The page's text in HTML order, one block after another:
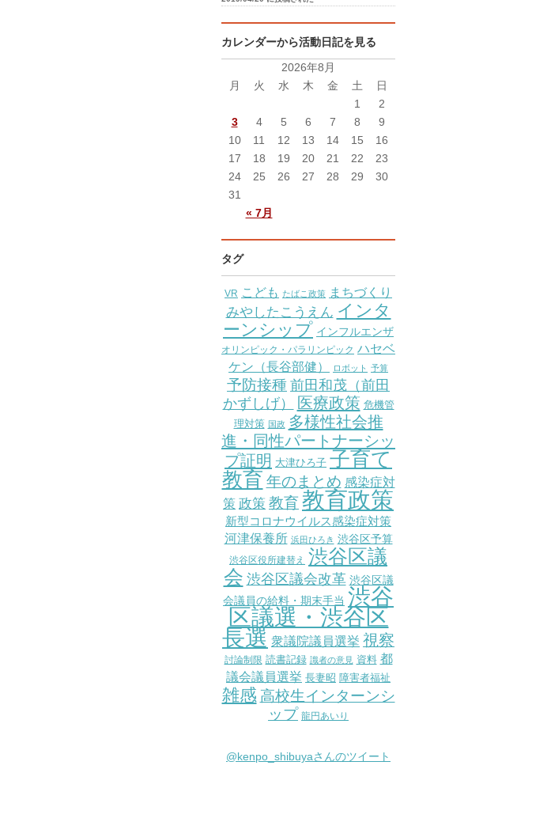
カレンダーから活動日記を見る
2026年8月
月
火 水 木 金 土 日
« 7月
1
2
3
4 5 6 7 8
9
10
11 12 13 14 15
16
17
18 19 20 21 22
23
24
25 26 27 28 29
30
31
タグ
VR こども たばこ政策 まちづくり
みやしたこうえん インタ
ーンシップ インフルエンザ
オリンピック・パラリンピック ハセベ
ケン（長谷部健）
ロボット 予算
予防接種 前田和茂（前田
かずしげ）
医療政策 危機管
理対策 国政 多様性社会推
進・同性パートナーシッ
プ証明 大津ひろ子 子育て
教育 年のまとめ 感染症対
策 政策 教育教育政策
新型コロナウイルス感染症対策
河津保養所 浜田ひろき 渋谷区予算
渋谷区役所建替え 渋谷区議
会 渋谷区議会改革 渋谷区議
会議員の給料・期末手当 渋谷
区議選・渋谷区
長選 衆議院議員選挙 視察
討論制限 読書記録 識者の意見 資料 都
議会議員選挙 長妻昭 障害者福祉
雑感 高校生インターンシ
ップ 龍円あいり
@kenpo_shibuyaさんのツイート